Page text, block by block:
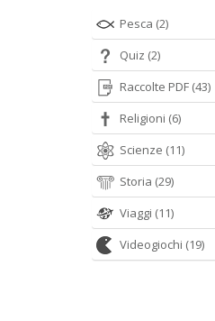
Pesca (2)
Quiz (2)
Raccolte PDF (43)
Religioni (6)
Scienze (11)
Storia (29)
Viaggi (11)
Videogiochi (19)